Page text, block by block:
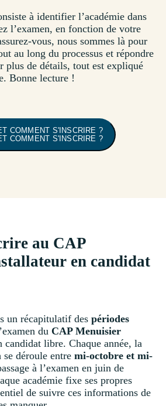
à identifier l’académie dans
l’examen, en fonction de votre
vous, nous sommes là pour
au long du processus et répondre
plus de détails, tout est expliqué
Bonne lecture !
COMMENT S'INSCRIRE ?
COMMENT S'INSCRIRE ?
au CAP
en candidat
un récapitulatif des périodes
du CAP Menuisier
candidat libre. Chaque année, la
déroule entre mi-octobre et mi-
à l’examen en juin de
académie fixe ses propres
de suivre ces informations de